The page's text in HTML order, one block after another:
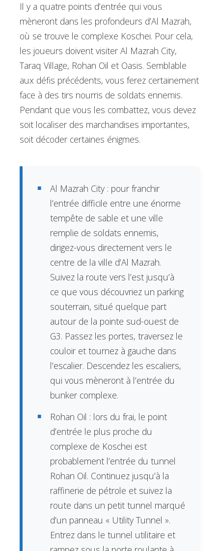
Il y a quatre points d’entrée qui vous
mèneront dans les profondeurs d’Al Mazrah,
où se trouve le complexe Koschei. Pour cela,
les joueurs doivent visiter Al Mazrah City,
Taraq Village, Rohan Oil et Oasis. Semblable
aux défis précédents, vous ferez certainement
face à des tirs nourris de soldats ennemis.
Pendant que vous les combattez, vous devez
soit localiser des marchandises importantes,
soit décoder certaines énigmes.
Al Mazrah City : pour franchir
l’entrée difficile entre une énorme
tempête de sable et une ville
remplie de soldats ennemis,
dirigez-vous directement vers le
centre de la ville d’Al Mazrah.
Suivez la route vers l’est jusqu’à
ce que vous découvriez un parking
souterrain, situé quelque part
autour de la pointe sud-ouest de
G3. Passez les portes, traversez le
couloir et tournez à gauche dans
l’escalier. Descendez les escaliers,
qui vous mèneront à l’entrée du
bunker complexe.
Rohan Oil : lors du frai, le point
d’entrée le plus proche du
complexe de Koschei est
probablement l’entrée du tunnel
Rohan Oil. Continuez jusqu’à la
raffinerie de pétrole et suivez la
route dans un petit tunnel marqué
d’un panneau « Utility Tunnel ».
Entrez dans le tunnel utilitaire et